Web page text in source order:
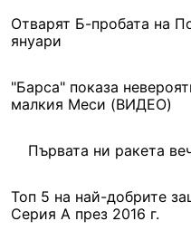
Отварят Б-пробата на
януари
"Барса" показа
малкия Меси (ВИДЕО)
Първата ни ракета
Топ 5 на най-добрите
Серия А през 2016 г.